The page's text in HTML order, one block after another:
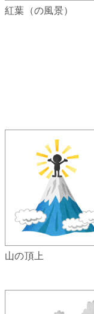
紅葉（の風景）
山の頂上